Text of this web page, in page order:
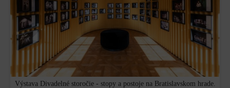
Výstava Divadelné storočie - stopy a postoje na Bratislavskom hrade.